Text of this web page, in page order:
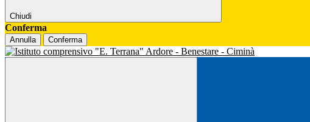
Chiudi
Conferma
Annulla Conferma